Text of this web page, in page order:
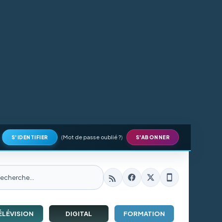
S'IDENTIFIER (Mot de passe oublié ?) S'ABONNER
DIGITAL FORMATION